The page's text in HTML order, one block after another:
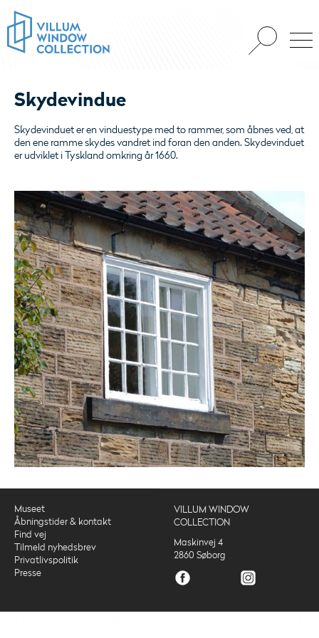
Skydevindue
Skydevinduet er en vinduestype med to rammer, som åbnes ved, at
den ene ramme skydes vandret ind foran den anden. Skydevinduet
er udviklet i Tyskland omkring år 1660.
Museet
Åbningstider & kontakt
Find vej
Tilmeld nyhedsbrev
Privatlivspolitik
Presse
VILLUM WINDOW
COLLECTION
Maskinvej 4
2860 Søborg